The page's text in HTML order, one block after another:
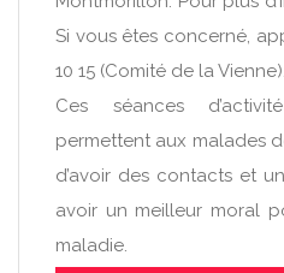
Si vous êtes concerné,
10 15 (Comité de la Vienne).
Ces séances
permettent aux malades
d’avoir des contacts et
avoir un meilleur moral
maladie.